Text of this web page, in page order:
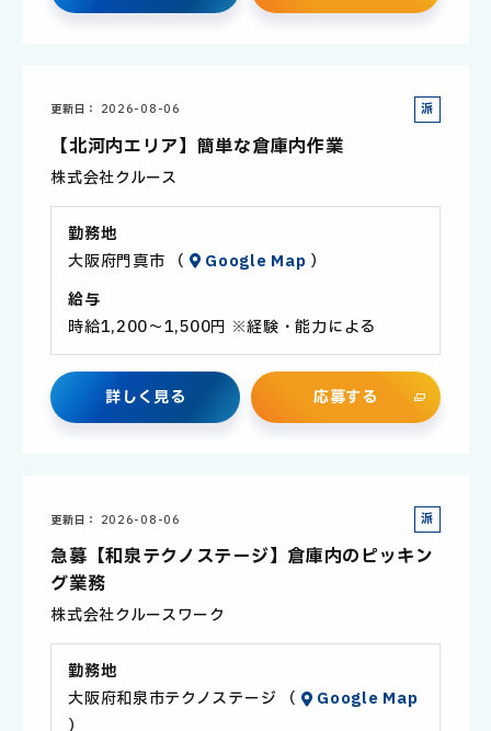
更新日 2026-08-06
派
【北河内エリア】簡単な倉庫内作業
株式会社クルース
勤務地
大阪府門真市 （
Google Map ）
給与
時給1,200～1,500円 ※経験・能力による
詳しく見る 応募する
更新日 2026-08-06
派
社
急募【和泉テクノステージ】倉庫内のピッキン
グ業務
株式会社クルースワーク
勤務地
大阪府和泉市テクノステージ （
Google Map
）